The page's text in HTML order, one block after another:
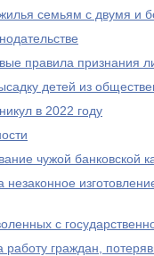
семьям с двумя и
правила признания
детей из
в 2022 году
чужой банковской
незаконное
с
граждан,